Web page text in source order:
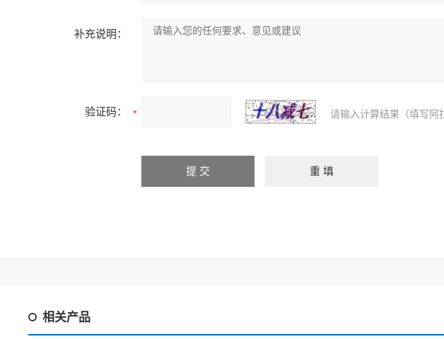
补充说明：
验证码： 请输入计算结果（填写阿
相关产品